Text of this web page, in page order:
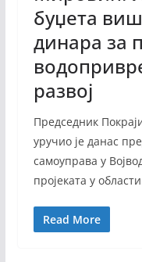
буџета
динара за
развој
Председник
уручио је данас
самоуправа у
пројеката у
Read More